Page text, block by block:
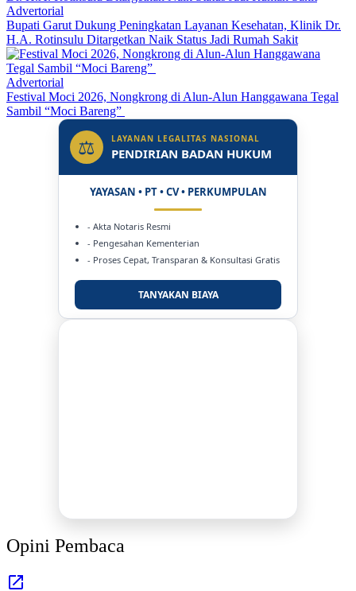
Advertorial
Bupati Garut Dukung Peningkatan Layanan Kesehatan, Klinik Dr.
H.A. Rotinsulu Ditargetkan Naik Status Jadi Rumah Sakit
Advertorial
Festival Moci 2026, Nongkrong di Alun-Alun Hanggawana Tegal
Sambil “Moci Bareng”
⚖ LAYANAN LEGALITAS NASIONAL
PENDIRIAN BADAN HUKUM
YAYASAN • PT • CV • PERKUMPULAN
- Akta Notaris Resmi
- Pengesahan Kementerian
- Proses Cepat, Transparan & Konsultasi Gratis
TANYAKAN BIAYA
Opini Pembaca